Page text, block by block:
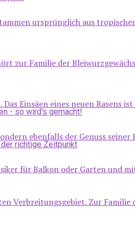
ursprünglich aus
zur Familie der
Einsäen eines neuen Rasens
ebenfalls der Genuss
für Balkon oder Garten und
Zur Familie